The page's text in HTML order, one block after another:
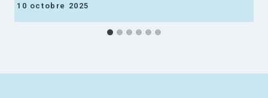
10 octobre 2025